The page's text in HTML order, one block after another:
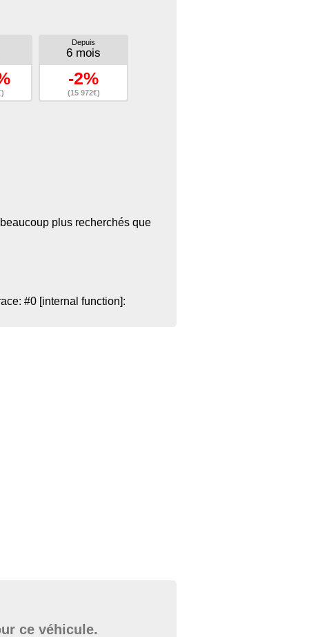
Depuis
6 mois
-2%
(15 972€)
plus recherchés que
#0 [internal function]:
ce véhicule.